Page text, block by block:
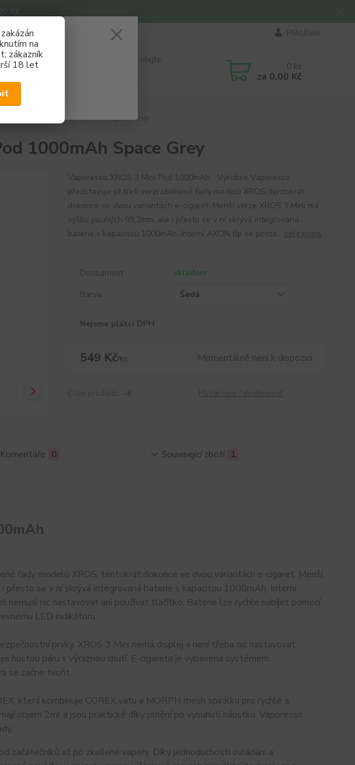
Kč
na
zákazník
18 let
Přihlášení
Nevíte si rady? Zavolejte.
0 ks
za 0,00 Kč
XROS 3 Mini Pod 1000mAh Space Grey
1000mAh Space Grey
Vaporesso XROS 3 Mini Pod 1000mAh Výrobce Vaporesso
představuje již třetí verzi oblíbené řady modelů XROS, tentokrát
dokonce ve dvou variantách e-cigaret. Menší verze XROS 3 Mini má
výšku pouhých 99,2mm, ale i přesto se v ní skrývá integrovaná
baterie s kapacitou 1000mAh. Interní AXON čip se posta... celý popis
Dostupnost
skladem
Barva
Nejsme plátci DPH
549 Kč/ks Momentálně není k dispozici
Komentáře 0 Související zboží 1
řady modelů XROS, tentokrát dokonce ve dvou variantách e-cigaret. Menší
přesto se v ní skrývá integrovaná baterie s kapacitou 1000mAh. Interní
nemusí nic nastavovat ani používat tlačítko. Baterie lze rychle nabíjet pomocí
LED indikátoru.
prvky. XROS 3 Mini nemá displej a není třeba nic nastavovat.
hustou páru s výraznou chutí. E-cigareta je vybavena systémem
se začne tvořit.
která kombinuje COREX vatu a MORPH mesh spirálku pro rychlé a
objem 2ml a jsou praktické díky plnění po vysunutí náustku. Vaporesso
začátečníků až po zkušené vapery. Díky jednoduchosti ovládání a
právě teď!